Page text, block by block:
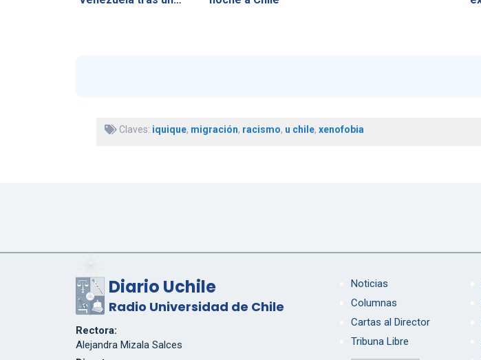
Claves: iquique, migración, racismo, u chile, xenofobia
Diario Uchile
Radio Universidad de Chile
Rectora:
Alejandra Mizala Salces
Noticias
Columnas
Cartas al Director
Tribuna Libre